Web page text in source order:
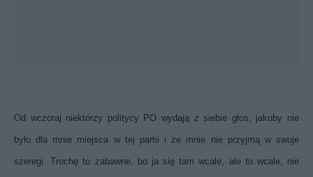
Od wczoraj niektórzy politycy PO wydają z siebie głos, jakoby nie
było dla mnie miejsca w tej partii i że mnie nie przyjmą w swoje
szeregi. Trochę to zabawne, bo ja się tam wcale, ale to wcale, nie